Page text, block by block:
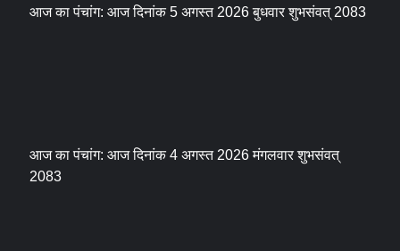
आज का पंचांग: आज दिनांक 5 अगस्त 2026 बुधवार शुभसंवत् 2083
आज का पंचांग: आज दिनांक 4 अगस्त 2026 मंगलवार शुभसंवत्
2083